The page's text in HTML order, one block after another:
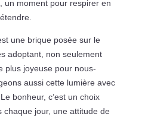
, un moment pour respirer en
une brique posée sur le
adoptant, non seulement
plus joyeuse pour nous-
aussi cette lumière avec
bonheur, c’est un choix
chaque jour, une attitude de